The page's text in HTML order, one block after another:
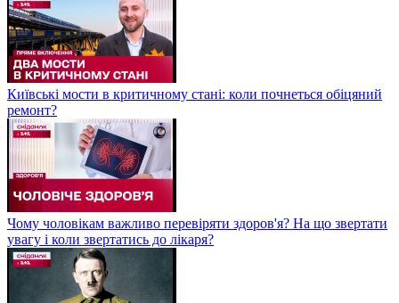
Київські мости в критичному стані: коли почнеться обіцяний
ремонт?
Чому чоловікам важливо перевіряти здоров'я? На що звертати
увагу і коли звертатись до лікаря?